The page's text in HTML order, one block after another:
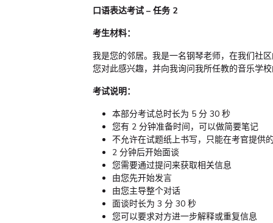
口语表达考试 – 任务 2
考生材料：
我是您的邻居。我是一名钢琴老师，在我们社
您对此感兴趣，并向我询问我所任教的音乐学
考试说明：
本部分考试总时长为 5 分 30 秒
您有 2 分钟准备时间，可以做简要笔记
不允许在试题纸上书写，只能在考官提供
2 分钟后开始面谈
您需要通过提问来获取相关信息
由您先开始发言
由您主导整个对话
面谈时长为 3 分 30 秒
您可以要求对方进一步解释或重复信息